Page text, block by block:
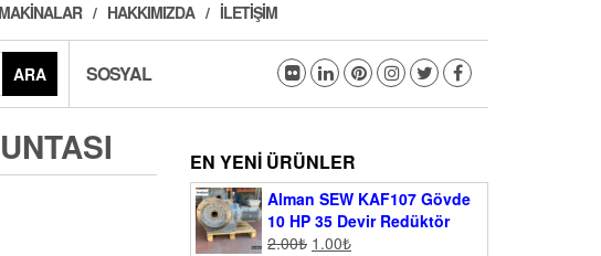
HAKKIMIZDA İLETIŞIM
ARA SOSYAL
EN YENI ÜRÜNLER
Alman SEW KAF107 Gövde
10 HP 35 Devir Redüktör
2.00₺ 1.00₺